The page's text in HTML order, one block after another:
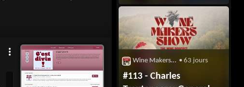
Wine Makers Show • 63 jours
#113 - Charles